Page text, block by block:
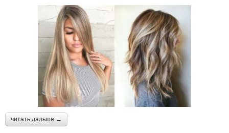
читать дальше →